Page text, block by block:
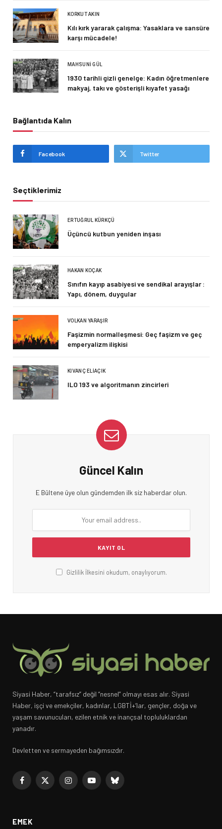
KORKUT AKIN
Kılı kırk yararak çalışma: Yasaklara ve sansüre
karşı mücadele!
MAHSUNI GÜL
1930 tarihli gizli genelge: Kadın öğretmenlere
makyaj, takı ve gösterişli kıyafet yasağı
Bağlantıda Kalın
Facebook Twitter
Seçtiklerimiz
ERTUĞRUL KÜRKÇÜ
Üçüncü kutbun yeniden inşası
HAKAN KOÇAK
Sınıfın kayıp asabiyesi ve sendikal arayışlar :
Yapı, dönem, duygular
VOLKAN YARAŞIR
Faşizmin normalleşmesi: Geç faşizm ve geç
emperyalizm ilişkisi
KIVANÇ ELIAÇIK
ILO 193 ve algoritmanın zincirleri
Güncel Kalın
E Bültene üye olun gündemden ilk siz haberdar olun.
Gizlilik İlkesini okudum, onaylıyorum.
Siyasi Haber, “tarafsız” değil “nesnel” olmayı esas alır. Siyasi
Haber, işçi ve emekçiler, kadınlar, LGBTİ+’lar, gençler, doğa ve
yaşam savunucuları, ezilen etnik ve inançsal topluluklardan
yanadır.
Devletten ve sermayeden bağımsızdır.
Facebook
X
InstagramYouTubeBluesky
EMEK